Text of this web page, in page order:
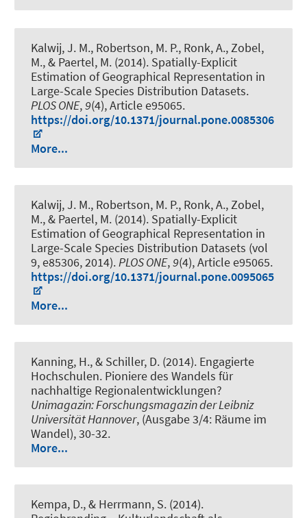
Kalwij, J. M., Robertson, M. P., Ronk, A., Zobel,
M., & Paertel, M. (2014). Spatially-Explicit
Estimation of Geographical Representation in
Large-Scale Species Distribution Datasets.
PLOS ONE,9(4), Article e95065.
https://doi.org/10.1371/journal.pone.0085306
More...
Kalwij, J. M., Robertson, M. P., Ronk, A., Zobel,
M., & Paertel, M. (2014). Spatially-Explicit
Estimation of Geographical Representation in
Large-Scale Species Distribution Datasets (vol
9, e85306, 2014).PLOS ONE,9(4), Article e95065.
https://doi.org/10.1371/journal.pone.0095065
More...
Kanning, H., & Schiller, D. (2014). Engagierte
Hochschulen. Pioniere des Wandels für
nachhaltige Regionalentwicklungen?
Unimagazin: Forschungsmagazin der Leibniz
Universität Hannover, (Ausgabe 3/4: Räume im
Wandel), 30-32.
More...
Kempa, D., & Herrmann, S. (2014).